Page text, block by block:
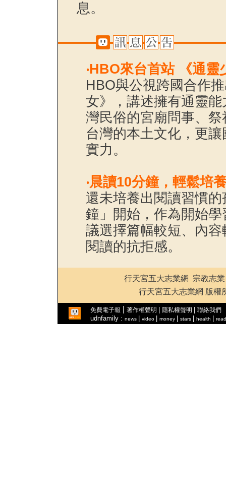
息。
‧HBO來台首站 《通靈
HBO與公視跨國合作
女》，講述擁有通靈
灣民俗的宮廟問事、
台灣的本土文化，更
實力。
‧晨讀10分鐘，輕鬆培
還未培養出閱讀習慣
鐘」開始，作為開始
議選擇篇幅較短、內
閱讀的抗拒感。
行天宮五大志業網
宗教志業
行天宮五大志業網 版權
免費電子報 著作權聲明 隱私權聲明 聯絡我們
udnfamily : news video money stars health